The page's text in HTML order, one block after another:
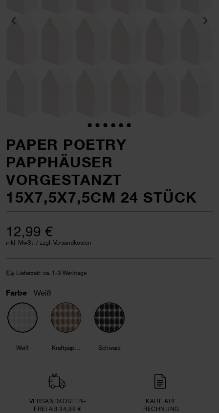
PAPER POETRY
PAPPHÄUSER
VORGESTANZT
15X7,5X7,5CM 24 STÜCK
12,99 €
inkl. MwSt. / zzgl. Versandkosten
Lieferzeit: ca. 1-3 Werktage
Farbe Weiß
Weiß Kraftpapier Schwarz
VERSAND­KOSTEN­
FREI AB 34,99 €
KAUF AUF
RECHNUNG